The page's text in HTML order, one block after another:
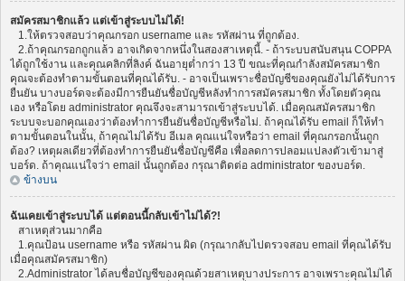
สมัครสมาชิกแล้ว แต่เข้าสู่ระบบไม่ได้!
1.ให้ตรวจสอบว่าคุณกรอก username และ รหัสผ่าน ที่ถูกต้อง.
2.ถ้าคุณกรอกถูกแล้ว อาจเกิดจากหนึ่งในสองสาเหตุนี้. - ถ้าระบบสนับสนุน COPPA
ได้ถูกใช้งาน และคุณคลิกที่ลิงค์ ฉันอายุต่ำกว่า 13 ปี ขณะที่คุณกำลังสมัครสมาชิก
คุณจะต้องทำตามขั้นตอนที่คุณได้รับ. - อาจเป็นเพราะชื่อบัญชีของคุณยังไม่ได้รับการ
ยืนยัน บางบอร์ดจะต้องมีการยืนยันชื่อบัญชีหลังทำการสมัครสมาชิก ทั้งโดยตัวคุณ
เอง หรือโดย administrator คุณจึงจะสามารถเข้าสู่ระบบได้. เมื่อคุณสมัครสมาชิก
ระบบจะบอกคุณเองว่าต้องทำการยืนยันชื่อบัญชีหรือไม่. ถ้าคุณได้รับ email ก็ให้ทำ
ตามขั้นตอนในนั้น, ถ้าคุณไม่ได้รับ อีเมล คุณแน่ใจหรือว่า email ที่คุณกรอกนั้นถูก
ต้อง? เหตุผลเดียวที่ต้องทำการยืนยันชื่อบัญชีคือ เพื่อลดการปลอมแปลงตัวเข้ามาสู่
บอร์ด. ถ้าคุณแน่ใจว่า email นั้นถูกต้อง กรุณาติดต่อ administrator ของบอร์ด.
ข้างบน
ฉันเคยเข้าสู่ระบบได้ แต่ตอนนี้กลับเข้าไม่ได้?!
สาเหตุส่วนมากคือ
1.คุณป้อน username หรือ รหัสผ่าน ผิด (กรุณากลับไปตรวจสอบ email ที่คุณได้รับ
เมื่อคุณสมัครสมาชิก)
2.Administrator ได้ลบชื่อบัญชีของคุณด้วยสาเหตุบางประการ อาจเพราะคุณไม่ได้